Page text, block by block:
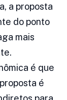
a proposta
do ponto
mais
é que
é